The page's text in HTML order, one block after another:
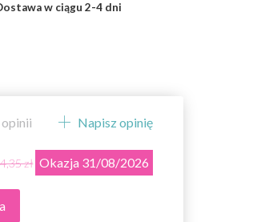
w ciągu 2-4 dni
opinii Napisz opinię
zł Okazja 31/08/2026